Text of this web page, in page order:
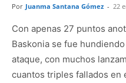
Por Juanma Santana Gómez - 22
Con apenas 27 puntos
Baskonia se fue
ataque, con muchos
cuantos triples fallados en